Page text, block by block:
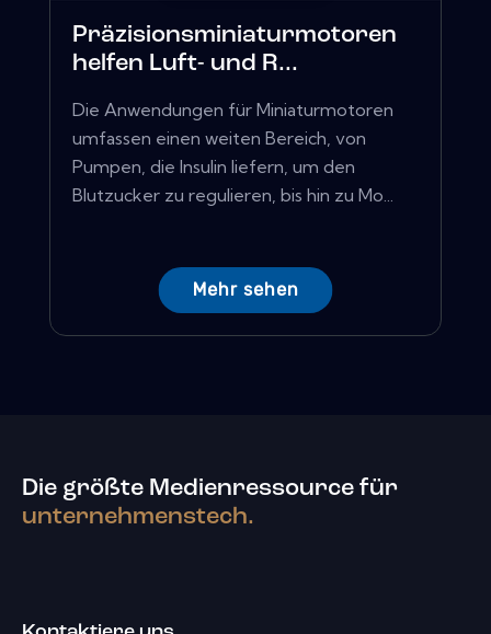
Präzisionsminiaturmotoren
helfen Luft- und R...
Die Anwendungen für Miniaturmotoren
umfassen einen weiten Bereich, von
Pumpen, die Insulin liefern, um den
Blutzucker zu regulieren, bis hin zu Mo...
Mehr sehen
Die größte Medienressource für
unternehmenstech.